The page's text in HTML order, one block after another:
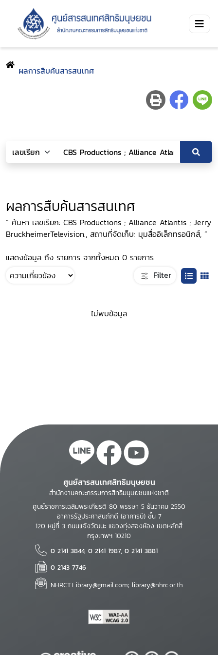
ผลการสืบค้นสารสนเทศ
ผลการสืบค้นสารสนเทศ
“ ค้นหา เลขเรียก: CBS Productions ; Alliance Atlantis ; Jerry
BruckheimerTelevision., สถานที่จัดเก็บ: มุมสื่ออิเล็กทรอนิกส์, ”
แสดงข้อมูล ถึง รายการ จากทั้งหมด 0 รายการ
Filter
ไม่พบข้อมูล
ศูนย์สารสนเทศสิทธิมนุษยชน
สำนักงานคณะกรรมการสิทธิมนุษยชนแห่งชาติ
ศูนย์ราชการเฉลิมพระเกียรติ 80 พรรษา 5 ธันวาคม 2550
อาคารรัฐประศาสนภักดี (อาคารบี) ชั้น 7
120 หมู่ที่ 3 ถนนแจ้งวัฒนะ แขวงทุ่งสองห้อง เขตหลักสี่
กรุงเทพฯ 10210
0 2141 3844, 0 2141 1987, 0 2141 3881
0 2143 7746
NHRCT.Library@gmail.com; library@nhrc.or.th